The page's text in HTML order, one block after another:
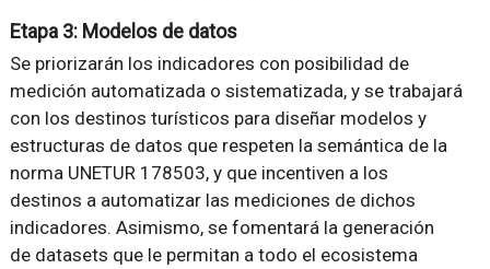
Etapa 3: Modelos de datos
Se priorizarán los indicadores con posibilidad de
medición automatizada o sistematizada, y se trabajará
con los destinos turísticos para diseñar modelos y
estructuras de datos que respeten la semántica de la
norma UNETUR 178503, y que incentiven a los
destinos a automatizar las mediciones de dichos
indicadores. Asimismo, se fomentará la generación
de datasets que le permitan a todo el ecosistema